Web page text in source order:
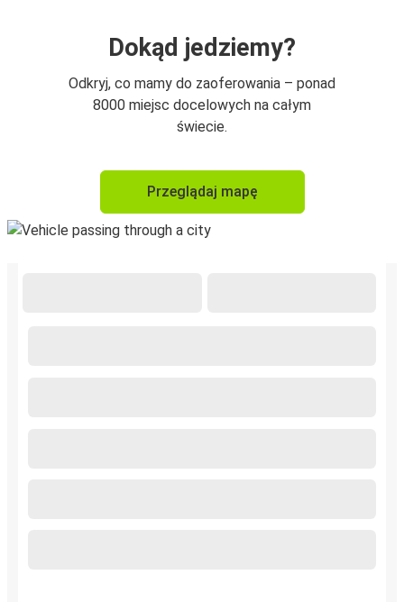
Dokąd jedziemy?
Odkryj, co mamy do zaoferowania – ponad
8000 miejsc docelowych na całym
świecie.
Przeglądaj mapę